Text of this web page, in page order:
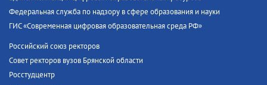
Федеральная служба по надзору в сфере образования и науки
ГИС «Современная цифровая образовательная среда РФ»
Российский союз ректоров
Совет ректоров вузов Брянской области
Росстудцентр